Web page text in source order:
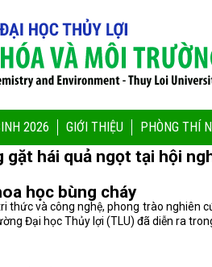
2026 GIỚI THIỆU PHÒNG THÍ
gặt hái quả ngọt tại hội
học bùng cháy
thức và công nghệ, phong trào nghiên
Đại học Thủy lợi (TLU) đã diễn ra